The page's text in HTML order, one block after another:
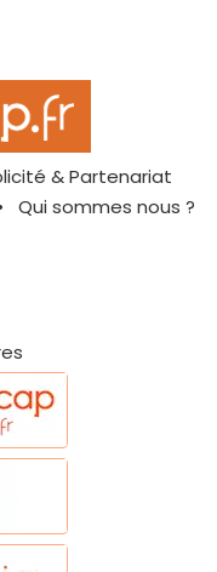
& Partenariat
Qui sommes nous ?